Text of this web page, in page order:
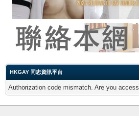
HKGAY 同志資訊平台
Authorization code mismatch. Are you